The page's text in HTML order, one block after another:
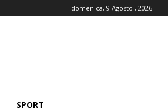
domenica, 9 Agosto , 2026
SPORT